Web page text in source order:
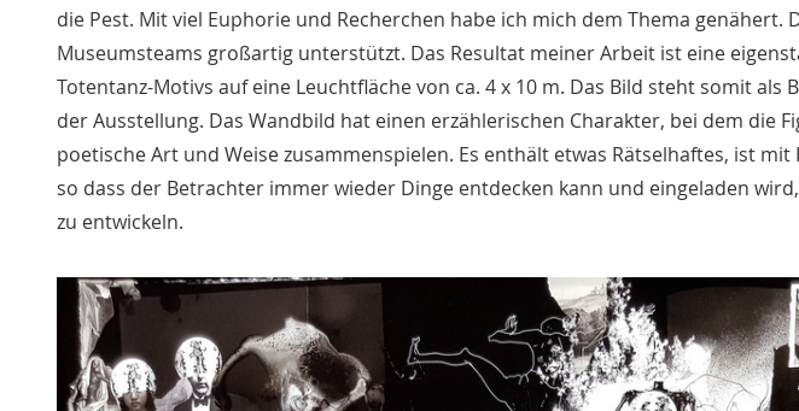
die Pest. Mit viel Euphorie und Recherchen habe ich mich dem Thema genähert.
Museumsteams großartig unterstützt. Das Resultat meiner Arbeit ist eine
Totentanz-Motivs auf eine Leuchtfläche von ca. 4 x 10 m. Das Bild steht somit
der Ausstellung. Das Wandbild hat einen erzählerischen Charakter, bei dem die
poetische Art und Weise zusammenspielen. Es enthält etwas Rätselhaftes, ist
so dass der Betrachter immer wieder Dinge entdecken kann und eingeladen
zu entwickeln.